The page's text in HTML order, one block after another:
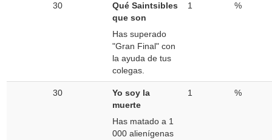
30
Qué Saintsibles
que son
Has superado
"Gran Final" con
la ayuda de tus
colegas.
1 %
30
Yo soy la
muerte
Has matado a 1
000 alienígenas
1 %